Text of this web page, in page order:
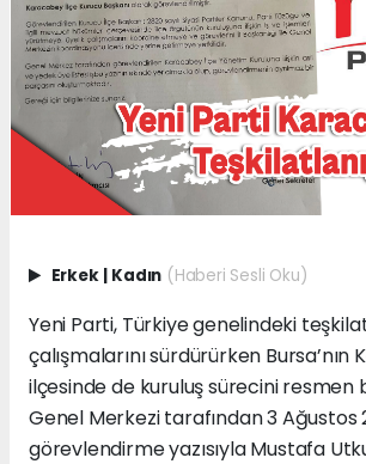
Erkek | Kadın (Haberi Sesli Oku)
Yeni Parti, Türkiye genelindeki
çalışmalarını sürdürürken Bursa’nın
ilçesinde de kuruluş sürecini resmen
Genel Merkezi tarafından 3 Ağustos
görevlendirme yazısıyla Mustafa